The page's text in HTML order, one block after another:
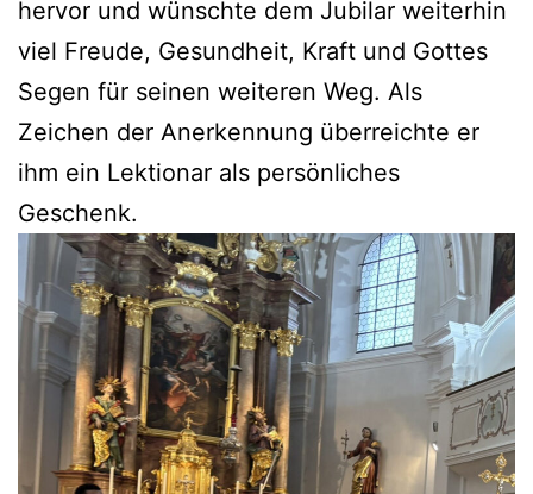
hervor und wünschte dem Jubilar weiterhin
viel Freude, Gesundheit, Kraft und Gottes
Segen für seinen weiteren Weg. Als
Zeichen der Anerkennung überreichte er
ihm ein Lektionar als persönliches
Geschenk.